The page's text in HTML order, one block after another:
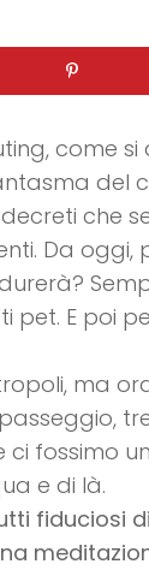
come si
del
che
Da oggi,
E poi
ma
fossimo
e di là.
fiduciosi